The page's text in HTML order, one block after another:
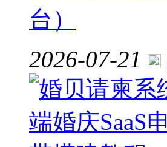
台）
2026-07-21